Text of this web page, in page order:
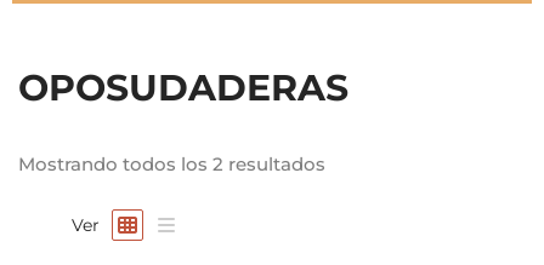
OPOSUDADERAS
Mostrando todos los 2 resultados
Ver